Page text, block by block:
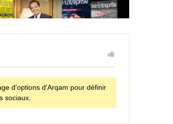
d'options d'Arqam pour définir
sociaux.